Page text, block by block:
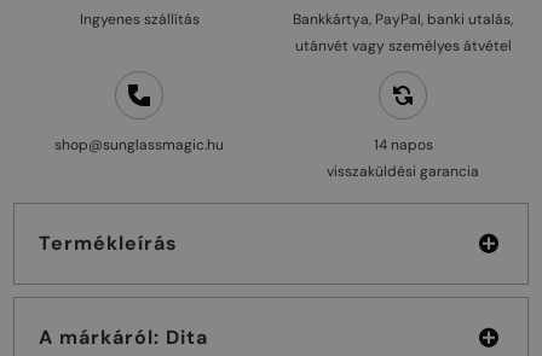
Ingyenes szállítás
Bankkártya, PayPal, banki utalás,
utánvét vagy személyes átvétel
shop@sunglassmagic.hu
14 napos
visszaküldési garancia
Termékleírás
A márkáról: Dita